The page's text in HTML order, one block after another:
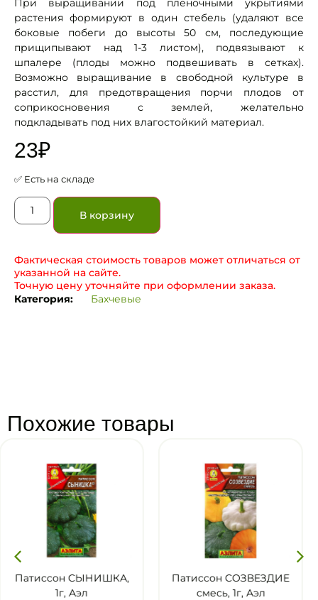
При выращивании под пленочными укрытиями
растения формируют в один стебель (удаляют все
боковые побеги до высоты 50 см, последующие
прищипывают над 1-3 листом), подвязывают к
шпалере (плоды можно подвешивать в сетках).
Возможно выращивание в свободной культуре в
расстил, для предотвращения порчи плодов от
соприкосновения с землей, желательно
подкладывать под них влагостойкий материал.
23₽
✅ Есть на складе
В корзину
Фактическая стоимость товаров может отличаться от
указанной на сайте.
Точную цену уточняйте при оформлении заказа.
Категория:
Бахчевые
Похожие товары
Патиссон СОЗВЕЗДИЕ
смесь, 1г, Аэл
Патиссон САНИ
ДЕЛАЙТ F1, 3шт,